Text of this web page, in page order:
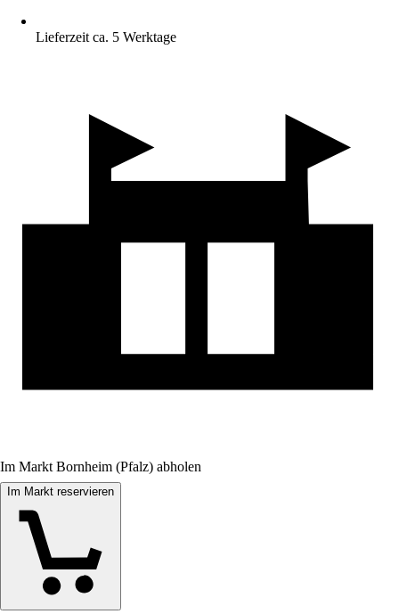
Lieferzeit ca. 5 Werktage
Im Markt Bornheim (Pfalz) abholen
Im Markt reservieren